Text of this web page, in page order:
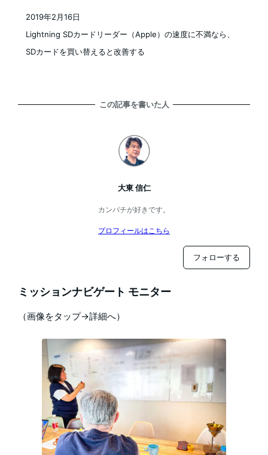
Lightning SDカードリーダー（Apple）の速度に不満なら、
SDカードを買い替えると改善する
2019年2月16日
この記事を書いた人
大東 信仁
カンパチが好きです。
プロフィールはこちら
フォローする
ミッションナビゲート モニター
（画像をタップ→詳細へ）